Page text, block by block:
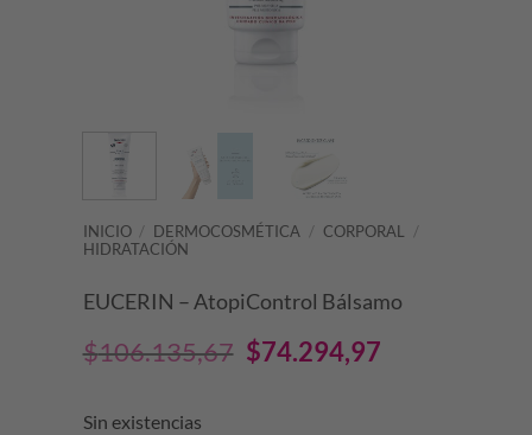
INICIO / DERMOCOSMÉTICA / CORPORAL
/
HIDRATACIÓN
EUCERIN – AtopiControl Bálsamo
$106.135,67 El
$74.294,97
Sin existencias